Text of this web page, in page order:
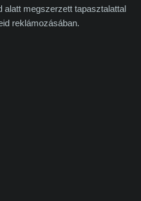
alatt megszerzett tapasztalattal
reklámozásában.